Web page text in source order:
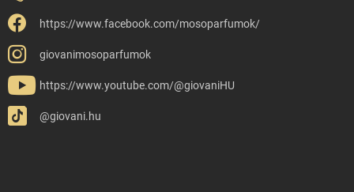
https://www.facebook.com/mosoparfumok/
giovanimosoparfumok
https://www.youtube.com/@giovaniHU
@giovani.hu